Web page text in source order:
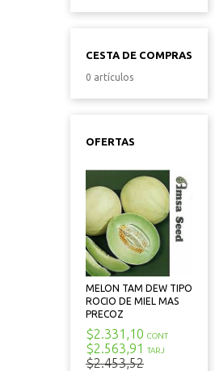
CESTA DE COMPRAS
0 artículos
OFERTAS
MELON TAM DEW TIPO
ROCIO DE MIEL MAS
PRECOZ
$2.331,10 CONT
$2.563,91 TARJ
$2.453,52